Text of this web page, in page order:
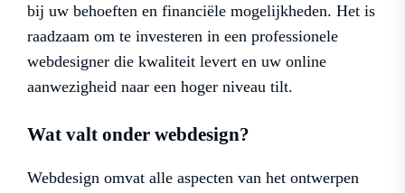
bij uw behoeften en financiële mogelijkheden. Het is
raadzaam om te investeren in een professionele
webdesigner die kwaliteit levert en uw online
aanwezigheid naar een hoger niveau tilt.
Wat valt onder webdesign?
Webdesign omvat alle aspecten van het ontwerpen